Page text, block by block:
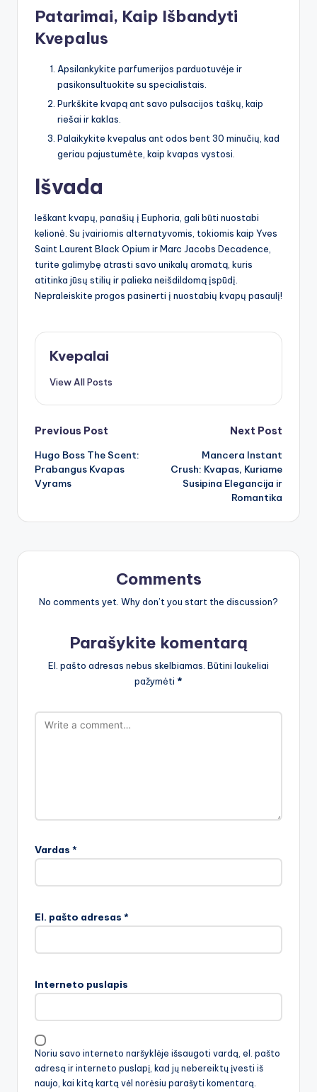
Patarimai, Kaip Išbandyti
Kvepalus
Apsilankykite parfumerijos parduotuvėje ir
pasikonsultuokite su specialistais.
Purkškite kvapą ant savo pulsacijos taškų, kaip
riešai ir kaklas.
Palaikykite kvepalus ant odos bent 30 minučių, kad
geriau pajustumėte, kaip kvapas vystosi.
Išvada
Ieškant kvapų, panašių į Euphoria, gali būti nuostabi
kelionė. Su įvairiomis alternatyvomis, tokiomis kaip Yves
Saint Laurent Black Opium ir Marc Jacobs Decadence,
turite galimybę atrasti savo unikalų aromatą, kuris
atitinka jūsų stilių ir palieka neišdildomą įspūdį.
Nepraleiskite progos pasinerti į nuostabių kvapų pasaulį!
Kvepalai
View All Posts
Post
navigation
Previous Post
Hugo Boss The Scent:
Prabangus Kvapas
Vyrams
Next Post
Mancera Instant
Crush: Kvapas, Kuriame
Susipina Elegancija ir
Romantika
Comments
No comments yet. Why don’t you start the discussion?
Parašykite komentarą
El. pašto adresas nebus skelbiamas. Būtini laukeliai
pažymėti *
Vardas *
El. pašto adresas *
Interneto puslapis
Noriu savo interneto naršyklėje išsaugoti vardą, el. pašto
adresą ir interneto puslapį, kad jų nebereiktų įvesti iš
naujo, kai kitą kartą vėl norėsiu parašyti komentarą.